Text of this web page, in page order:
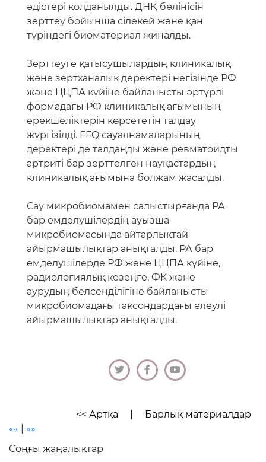
әдістері қолданылды. ДНҚ бөлінісін
зерттеу бойынша сілекей және қан
түріндегі биоматериал жиналды.
Зерттеуге қатысушылардың клиникалық
және зертханалық деректері негізінде РФ
және ЦЦПА күйіне байланысты әртүрлі
формадағы РФ клиникалық ағымының
ерекшеліктерін көрсететін талдау
жүргізілді. FFQ сауалнамаларының
деректері де талданды және ревматоидты
артриті бар зерттелген науқастардың
клиникалық ағымына болжам жасалды.
Сау микробиомамен салыстырғанда РА
бар емделушілердің ауызша
микробиомасында айтарлықтай
айырмашылықтар анықталды. РА бар
емделушілерде РФ және ЦЦПА күйіне,
радиологиялық кезеңге, ФК және
аурудың белсенділігіне байланысты
микробиомадағы таксондардағы елеулі
айырмашылықтар анықталды.
<< Артқа
Барлық материалдар
««
»»
Соңғы жаңалықтар